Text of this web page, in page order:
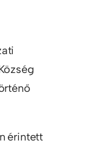
érintett